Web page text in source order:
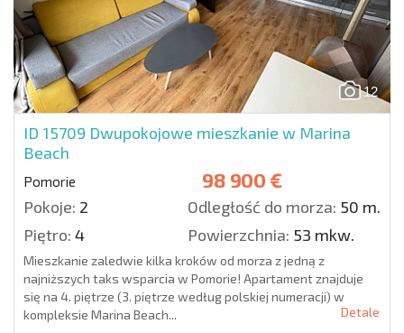
12
ID 15709 Dwupokojowe mieszkanie w Marina
Beach
Pomorie 98 900 €
Pokoje: 2 Odległość do morza: 50 m.
Piętro: 4 Powierzchnia: 53 mkw.
Mieszkanie zaledwie kilka kroków od morza z jedną z
najniższych taks wsparcia w Pomorie! Apartament znajduje
się na 4. piętrze (3. piętrze według polskiej numeracji) w
kompleksie Marina Beach...
Detale